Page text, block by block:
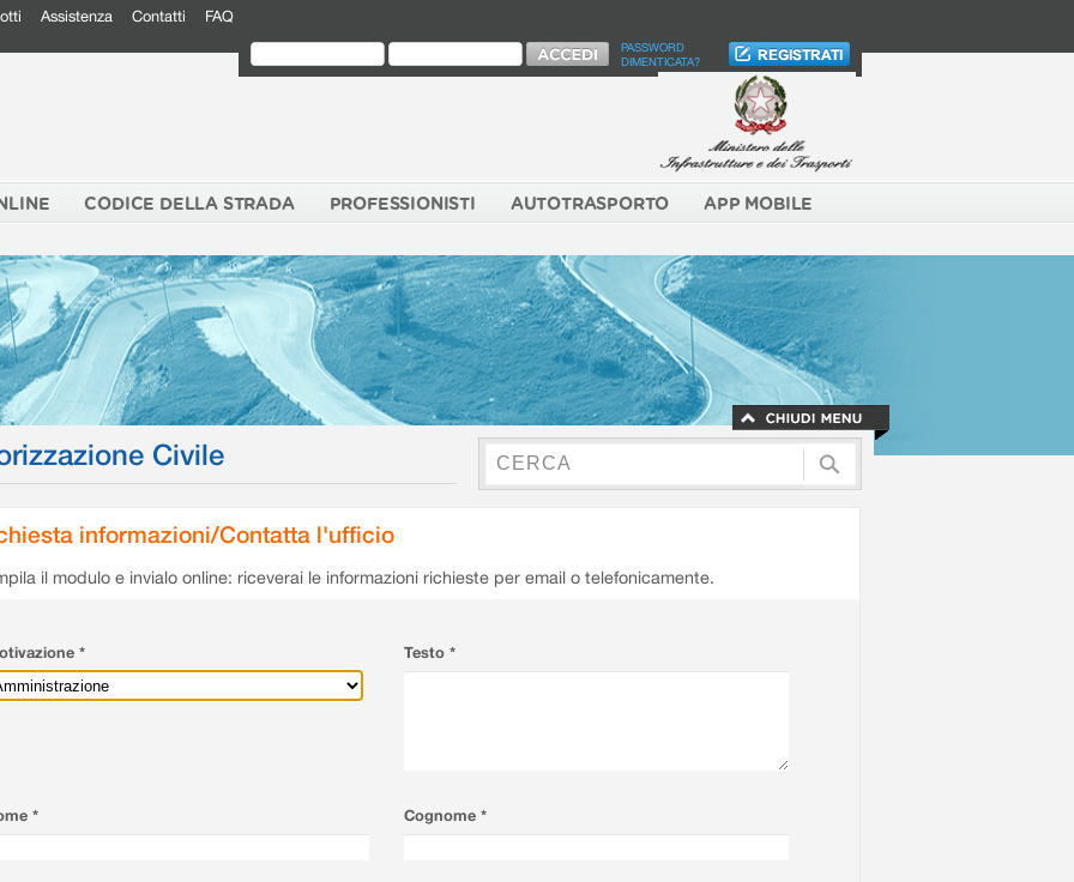
Assistenza Contatti FAQ
PASSWORD
DIMENTICATA?
CODICE DELLA STRADA PROFESSIONISTI AUTOTRASPORTO APP MOBILE
Civile
informazioni/Contatta l'ufficio
il modulo e invialo online: riceverai le informazioni richieste per email o telefonicamente.
* Testo *
* Cognome *